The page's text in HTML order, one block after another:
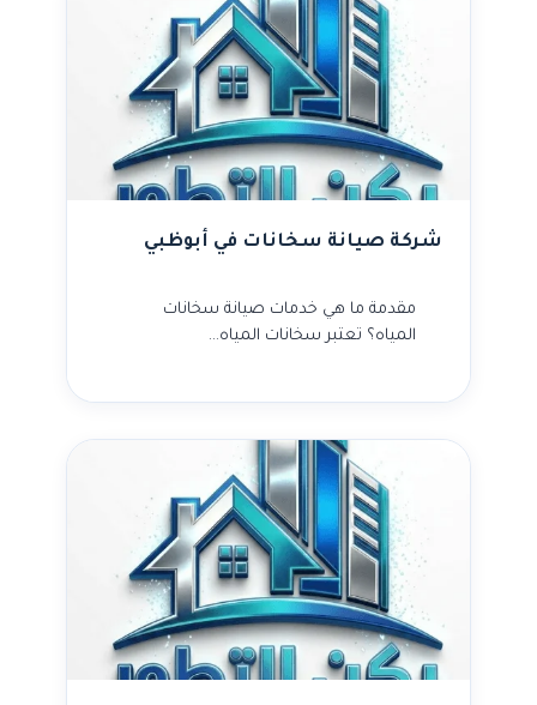
شركة صيانة سخانات في أبوظبي
مقدمة ما هي خدمات صيانة سخانات
المياه؟ تعتبر سخانات المياه…